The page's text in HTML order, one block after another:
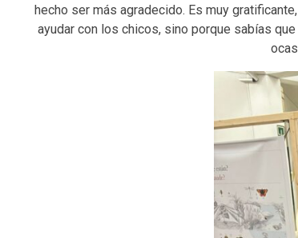
hecho ser más agradecido. Es muy
ayudar con los chicos, sino porque sabías